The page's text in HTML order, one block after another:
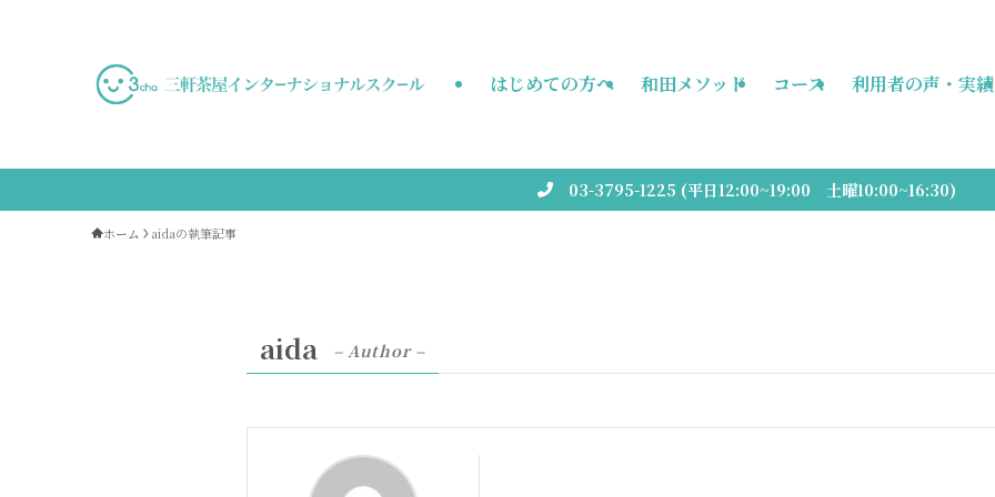
はじめての方へ 和田メソッド コース 利用者の声・実績
03-3795-1225 (平日12:00~19:00 土曜10:00~16:30)
ホーム aidaの執筆記事
aida – Author –